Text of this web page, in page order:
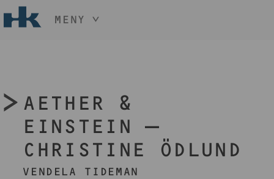
MENY
KONSTHANTVERK & DESIGN
EVENEMANG
MEDLEM
AETHER &
EINSTEIN –
CHRISTINE ÖDLUND
VENDELA TIDEMAN